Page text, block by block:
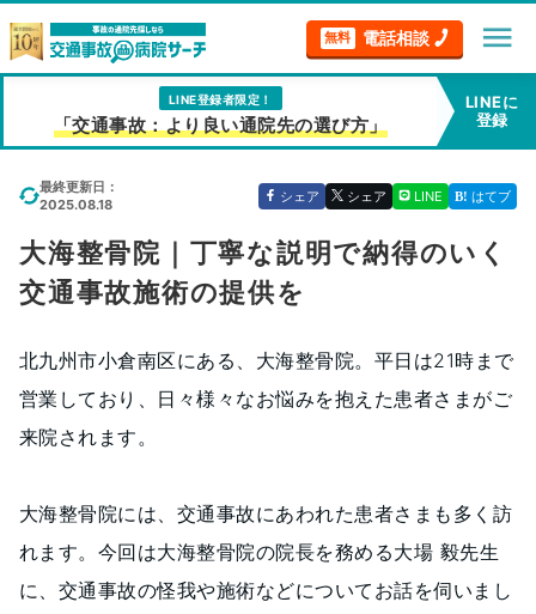
無料 電話相談 menu
LINE登録者限定！
「交通事故：より良い通院先の選び方」
LINEに
登録
最終更新日：
2025.08.18
シェア シェア LINE はてブ
大海整骨院｜丁寧な説明で納得のいく
交通事故施術の提供を
北九州市小倉南区にある、大海整骨院。平日は21時まで
営業しており、日々様々なお悩みを抱えた患者さまがご
来院されます。
大海整骨院には、交通事故にあわれた患者さまも多く訪
れます。今回は大海整骨院の院長を務める大場 毅先生
に、交通事故の怪我や施術などについてお話を伺いまし